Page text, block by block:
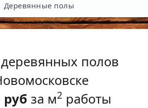
Деревянные полы
полов
руб за м2 работы